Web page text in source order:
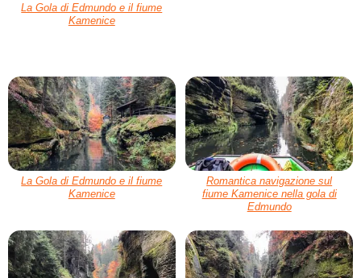
La Gola di Edmundo e il fiume
Kamenice
La Gola di Edmundo e il fiume
Kamenice
Romantica navigazione sul
fiume Kamenice nella gola di
Edmundo